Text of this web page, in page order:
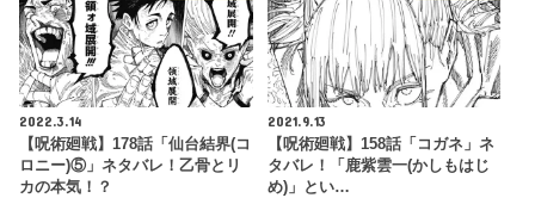
2022.3.14
【呪術廻戦】178話「仙台結界(コ
ロニー)⑤」ネタバレ！乙骨とリ
カの本気！？
2021.9.13
【呪術廻戦】158話「コガネ」ネ
タバレ！「鹿紫雲一(かしもはじ
め)」とい…